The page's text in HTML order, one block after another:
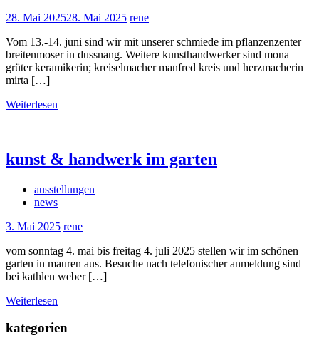
28. Mai 202528. Mai 2025 rene
Vom 13.-14. juni sind wir mit unserer schmiede im pflanzenzenter
breitenmoser in dussnang. Weitere kunsthandwerker sind mona
grüter keramikerin; kreiselmacher manfred kreis und herzmacherin
mirta […]
Weiterlesen
kunst & handwerk im garten
ausstellungen
news
3. Mai 2025 rene
vom sonntag 4. mai bis freitag 4. juli 2025 stellen wir im schönen
garten in mauren aus. Besuche nach telefonischer anmeldung sind
bei kathlen weber […]
Weiterlesen
kategorien